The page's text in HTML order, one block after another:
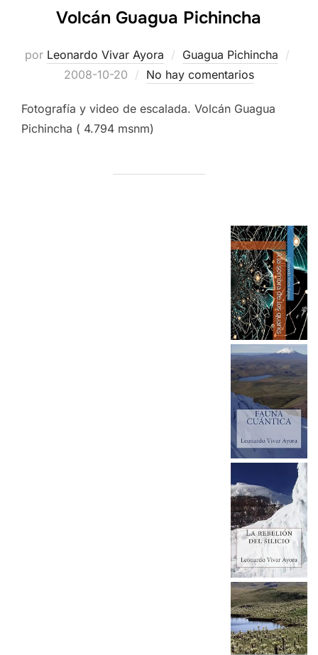
Volcán Guagua Pichincha
por Leonardo Vivar Ayora Guagua Pichincha
2008-10-20 No hay comentarios
Fotografía y video de escalada. Volcán Guagua
Pichincha ( 4.794 msnm)